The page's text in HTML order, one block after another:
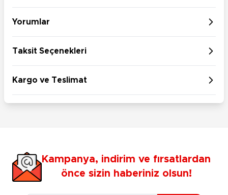
Yorumlar
Taksit Seçenekleri
Kargo ve Teslimat
Kampanya, indirim ve fırsatlardan
önce sizin haberiniz olsun!